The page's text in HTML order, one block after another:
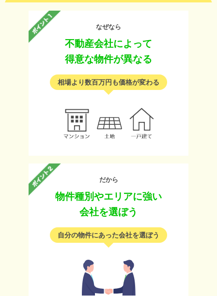
なぜなら
不動産会社によって
得意な物件が異なる
相場より数百万円も価格が変わる
だから
物件種別やエリアに強い
会社を選ぼう
自分の物件にあった会社を選ぼう